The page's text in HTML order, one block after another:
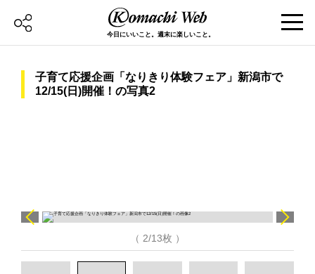
今日にいいこと。週末に楽しいこと。
子育て応援企画「なりきり体験フェア」新潟市で
12/15(日)開催！の写真2
（ 2/13枚 ）